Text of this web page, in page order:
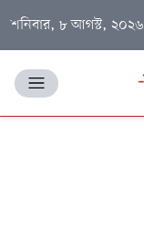
শনিবার, ৮ আগস্ট, ২০২৬